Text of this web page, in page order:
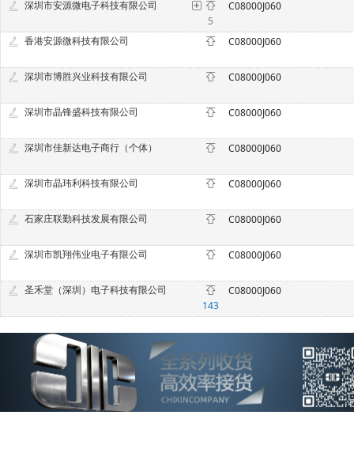
深圳市安源微电子科技有限公司
5
C08000J060
香港安源微科技有限公司 C08000J060
深圳市博胜兴业科技有限公司 C08000J060
深圳市晶锋盛科技有限公司 C08000J060
深圳市佳新达电子商行（个体） C08000J060
深圳市晶玮利科技有限公司 C08000J060
石家庄联勤科技发展有限公司 C08000J060
深圳市凯翔伟业电子有限公司 C08000J060
圣禾堂（深圳）电子科技有限公司
143
C08000J060